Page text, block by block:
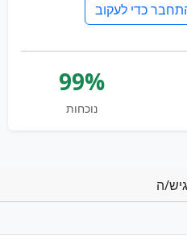
כדי לעקוב
99%
נוכחות
ה